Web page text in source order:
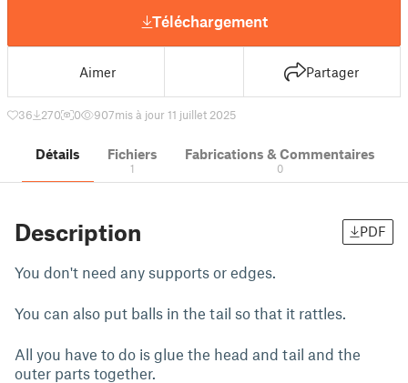
Téléchargement
Aimer Partager
36 270 0 907mis à jour 11 juillet 2025
Détails Fichiers
1
Fabrications & Commentaires
0
Description PDF
You don't need any supports or edges.
You can also put balls in the tail so that it rattles.
All you have to do is glue the head and tail and the
outer parts together.